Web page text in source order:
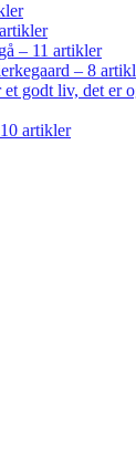
– 11 artikler
– 8
godt liv, det er
artikler